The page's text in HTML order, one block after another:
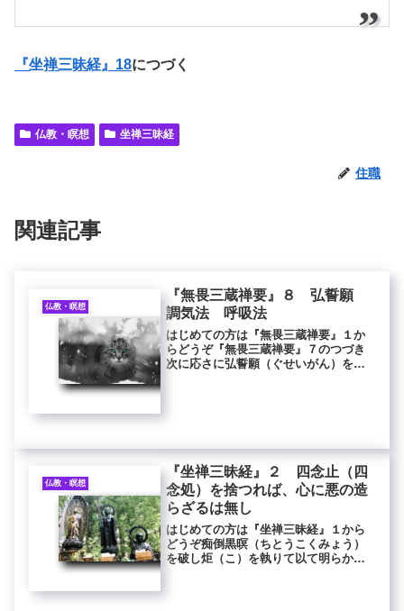
『坐禅三昧経』18につづく
仏教・瞑想 坐禅三昧経
住職
関連記事
仏教・瞑想
『無畏三蔵禅要』８ 弘誓願
調気法 呼吸法
はじめての方は『無畏三蔵禅要』１か
らどうぞ『無畏三蔵禅要』７のつづき
次に応さに弘誓願（ぐせいがん）を発
仏教・瞑想
『坐禅三昧経』２ 四念止（四
念処）を捨つれば、心に悪の造
らざるは無し
はじめての方は『坐禅三昧経』１から
どうぞ痴倒黒暝（ちとうこくみょう）
を破し炬（こ）を執りて以て明らかに